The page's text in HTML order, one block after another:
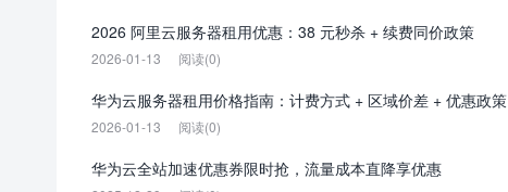
2026 阿里云服务器租用优惠：38 元秒杀 + 续费同价政策
2026-01-13 阅读(0)
华为云服务器租用价格指南：计费方式 + 区域价差 + 优惠政策
2026-01-13 阅读(0)
华为云全站加速优惠券限时抢，流量成本直降享优惠